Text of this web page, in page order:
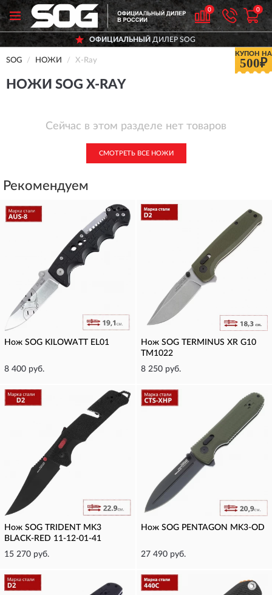
0 0
ОФИЦИАЛЬНЫЙ ДИЛЕР SOG
КУПОН НА
500₽
SOG НОЖИ X-Ray
НОЖИ SOG X-RAY
Сейчас в этом разделе нет товаров
СМОТРЕТЬ ВСЕ НОЖИ
Рекомендуем
Нож SOG KILOWATT EL01
8 400 руб.
Нож SOG TERMINUS XR G10
TM1022
8 250 руб.
Нож SOG TRIDENT MK3
BLACK-RED 11-12-01-41
15 270 руб.
Нож SOG PENTAGON MK3-OD
27 490 руб.